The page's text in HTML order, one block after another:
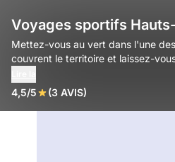
Voyages sportifs
Mettez-vous au vert dans l'une
couvrent le territoire et laissez-
4,5/5 (3 AVIS)